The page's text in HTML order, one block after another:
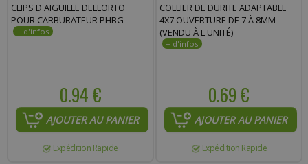
CLIPS D'AIGUILLE DELLORTO
POUR CARBURATEUR PHBG
0.94 €
AJOUTER AU PANIER
Expédition Rapide
COLLIER DE DURITE ADAPTABLE
4X7 OUVERTURE DE 7 À 8MM
(VENDU À L'UNITÉ)
0.69 €
AJOUTER AU PANIER
Expédition Rapide